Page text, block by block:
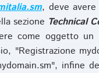
, deve
sezione Technical
come oggetto un
"Registrazione
infine